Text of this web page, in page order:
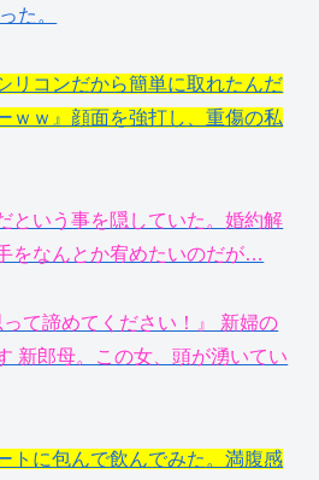
た。
リコンだから簡単に取れたんだ
ｗｗ』顔面を強打し、重傷の私
という事を隠していた。婚約解
をなんとか宥めたいのだが…
って諦めてください！』 新婦の
新郎母。この女、頭が湧いてい
トに包んで飲んでみた。満腹感